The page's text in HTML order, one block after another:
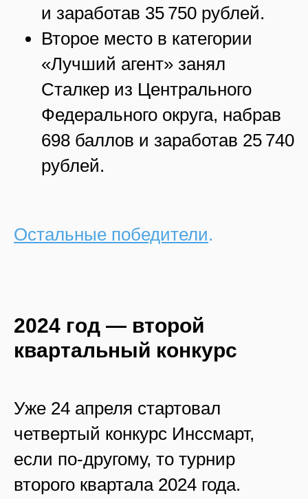
и заработав 35 750 рублей.
Второе место в категории
«Лучший агент» занял
Сталкер из Центрального
Федерального округа, набрав
698 баллов и заработав 25 740
рублей.
Остальные победители.
2024 год — второй
квартальный конкурс
Уже 24 апреля стартовал
четвертый конкурс Инссмарт,
если по-другому, то турнир
второго квартала 2024 года.